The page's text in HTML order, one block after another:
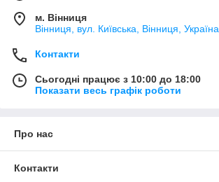
м. Вінниця
Вінниця, вул. Київська, Вінниця, Україна
Контакти
Сьогодні працює з 10:00 до 18:00
Показати весь графік роботи
Про нас
Контакти